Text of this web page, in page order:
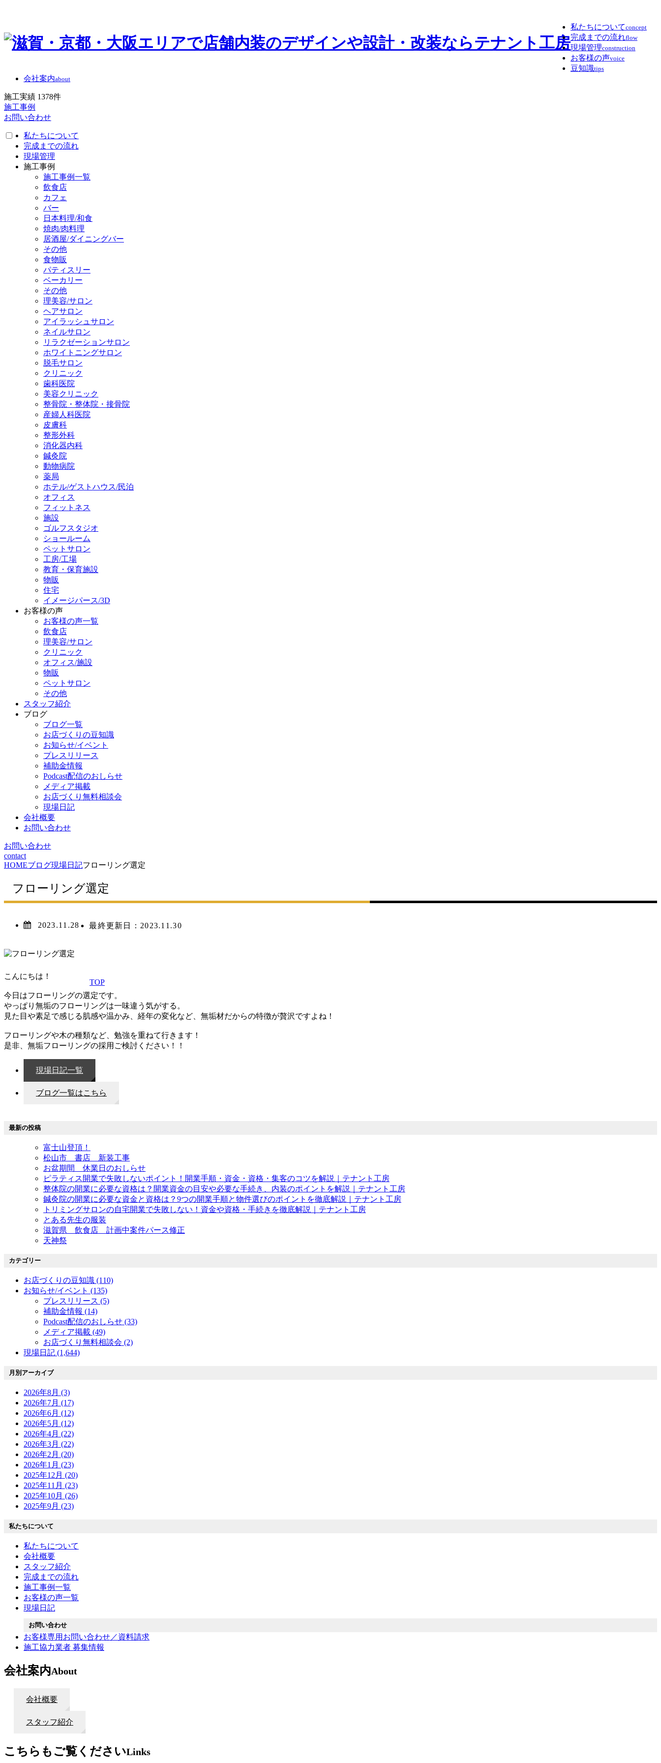
私たちについてconcept
完成までの流れflow
現場管理construction
お客様の声voice
豆知識tips
会社案内about
施工実績 1378件
施工事例
お問い合わせ
私たちについて
完成までの流れ
現場管理
施工事例
施工事例一覧
飲食店
カフェ
バー
日本料理/和食
焼肉/肉料理
居酒屋/ダイニングバー
その他
食物販
パティスリー
ベーカリー
その他
理美容/サロン
ヘアサロン
アイラッシュサロン
ネイルサロン
リラクゼーションサロン
ホワイトニングサロン
脱毛サロン
クリニック
歯科医院
美容クリニック
整骨院・整体院・接骨院
産婦人科医院
皮膚科
整形外科
消化器内科
鍼灸院
動物病院
薬局
ホテル/ゲストハウス/民泊
オフィス
フィットネス
施設
ゴルフスタジオ
ショールーム
ペットサロン
工房/工場
教育・保育施設
物販
住宅
イメージパース/3D
お客様の声
お客様の声一覧
飲食店
理美容/サロン
クリニック
オフィス/施設
物販
ペットサロン
その他
スタッフ紹介
ブログ
ブログ一覧
お店づくりの豆知識
お知らせ/イベント
プレスリリース
補助金情報
Podcast配信のおしらせ
メディア掲載
お店づくり無料相談会
現場日記
会社概要
お問い合わせ
TOP
お問い合わせ
contact
HOMEブログ現場日記フローリング選定
フローリング選定
2023.11.28 最終更新日： 2023.11.30
こんにちは！
今日はフローリングの選定です。
やっぱり無垢のフローリングは一味違う気がする。
見た目や素足で感じる肌感や温かみ、経年の変化など、無垢材だからの特徴が贅沢ですよね！
フローリングや木の種類など、勉強を重ねて行きます！
是非、無垢フローリングの採用ご検討ください！！
現場日記一覧
ブログ一覧はこちら
最新の投稿
富士山登頂！
松山市 書店 新装工事
お盆期間 休業日のおしらせ
ピラティス開業で失敗しないポイント！開業手順・資金・資格・集客のコツを解説｜テナント工房
整体院の開業に必要な資格は？開業資金の目安や必要な手続き、内装のポイントを解説｜テナント工房
鍼灸院の開業に必要な資金と資格は？9つの開業手順と物件選びのポイントを徹底解説｜テナント工房
トリミングサロンの自宅開業で失敗しない！資金や資格・手続きを徹底解説｜テナント工房
とある先生の服装
滋賀県 飲食店 計画中案件パース修正
天神祭
カテゴリー
お店づくりの豆知識 (110)
お知らせ/イベント (135)
プレスリリース (5)
補助金情報 (14)
Podcast配信のおしらせ (33)
メディア掲載 (49)
お店づくり無料相談会 (2)
現場日記 (1,644)
月別アーカイブ
2026年8月 (3)
2026年7月 (17)
2026年6月 (12)
2026年5月 (12)
2026年4月 (22)
2026年3月 (22)
2026年2月 (20)
2026年1月 (23)
2025年12月 (20)
2025年11月 (23)
2025年10月 (26)
2025年9月 (23)
私たちについて
私たちについて
会社概要
スタッフ紹介
完成までの流れ
施工事例一覧
お客様の声一覧
現場日記
お問い合わせ
お客様専用お問い合わせ／資料請求
施工協力業者 募集情報
会社案内About
会社概要
スタッフ紹介
こちらもご覧くださいLinks